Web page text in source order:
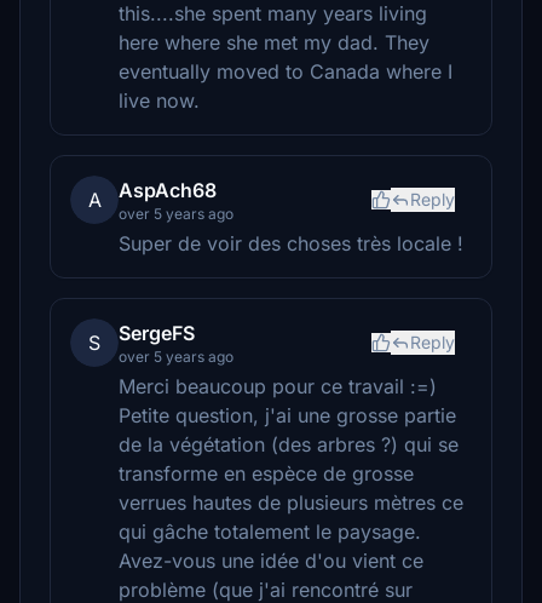
this....she spent many years living
here where she met my dad. They
eventually moved to Canada where I
live now.
A AspAch68
over 5 years ago
Reply
Super de voir des choses très locale !
S SergeFS
over 5 years ago
Reply
Merci beaucoup pour ce travail :=)
Petite question, j'ai une grosse partie
de la végétation (des arbres ?) qui se
transforme en espèce de grosse
verrues hautes de plusieurs mètres ce
qui gâche totalement le paysage.
Avez-vous une idée d'ou vient ce
problème (que j'ai rencontré sur